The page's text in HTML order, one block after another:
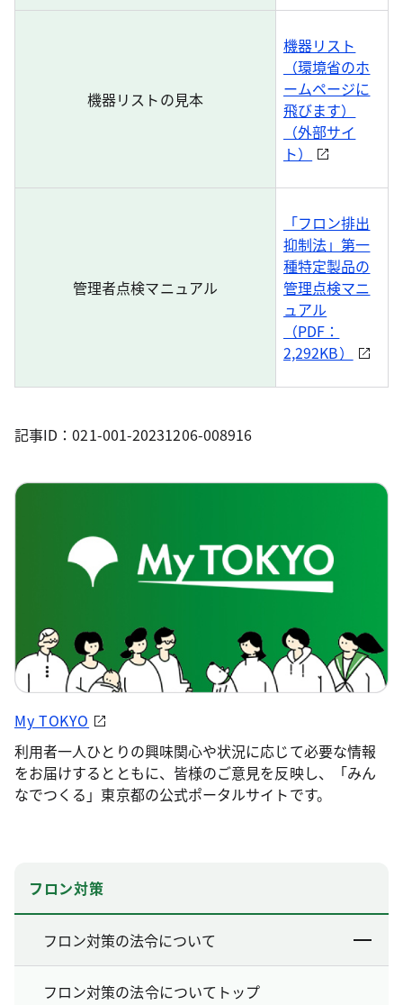
機器リストの見本
機器リスト
（環境省のホ
ームページに
飛びます）
（外部サイ
ト）
管理者点検マニュアル
「フロン排出
抑制法」第一
種特定製品の
管理点検マニ
ュアル
（PDF：
2,292KB）
記事ID：021-001-20231206-008916
My TOKYO
利用者一人ひとりの興味関心や状況に応じて必要な情報
をお届けするとともに、皆様のご意見を反映し、「みん
なでつくる」東京都の公式ポータルサイトです。
フロン対策
フロン対策の法令について
フロン対策の法令についてトップ